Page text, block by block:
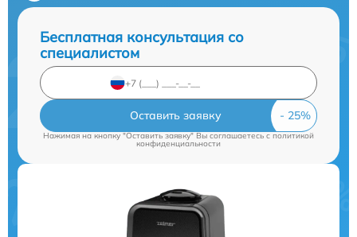
Бесплатная консультация со
специалистом
Оставить заявку
Нажимая на кнопку "Оставить заявку" Вы соглашаетесь c политикой
конфиденциальности